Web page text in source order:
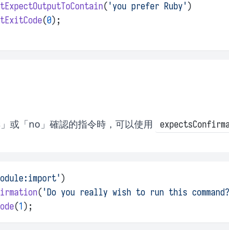
( 'you prefer Ruby' )
(0);
或「no」確認的指令時，可以使用
)
( 'Do you really wish to run this
(1);